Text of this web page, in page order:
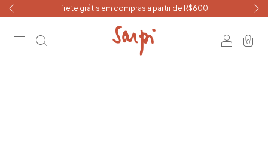
frete grátis em compras a partir de R$600
0